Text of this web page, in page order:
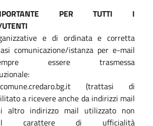
PER TUTTI I
e di ordinata e corretta
comunicazione/istanza per e-mail
essere trasmessa
(trattasi di
a ricevere anche da indirizzi mail
altro indirizzo mail utilizzato non
carattere di ufficialità